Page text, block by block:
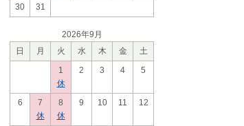
30 31
2026年9月
日
月 火 水 木 金
土
1
休
2 3 4 5
6
7
休
8
休
9 10 11 12